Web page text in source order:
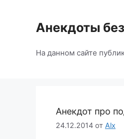
содержимомуАнекдоты
На данном сайте
Анекдот про
24.12.2014 от Alx